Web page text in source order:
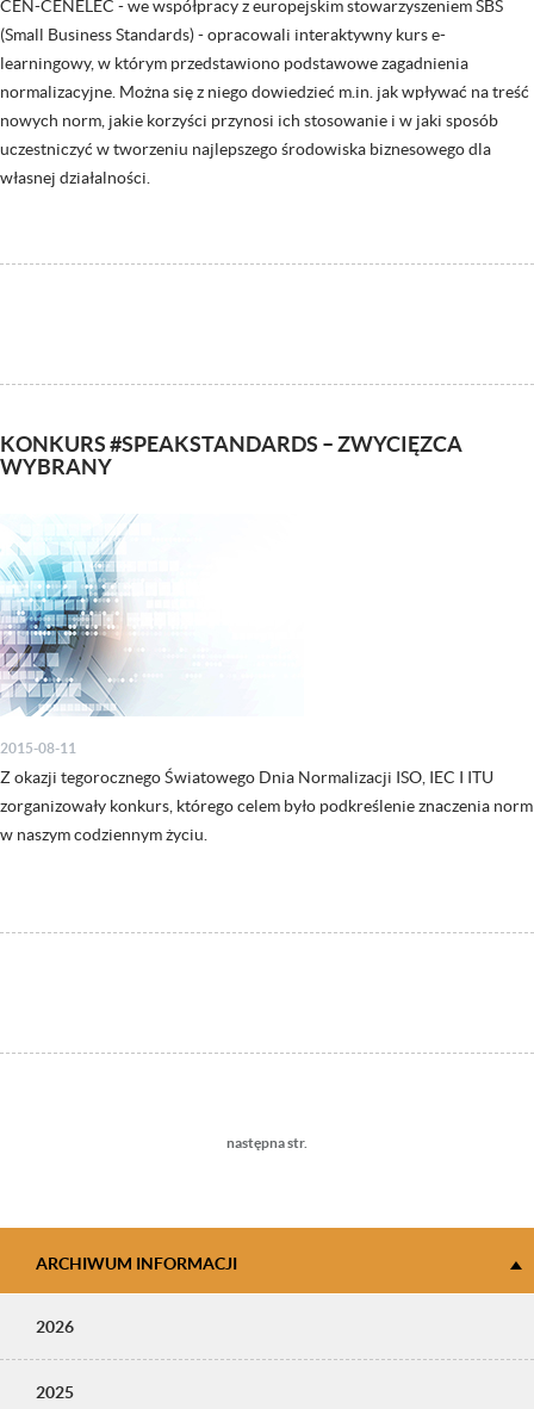
CEN-CENELEC - we współpracy z europejskim stowarzyszeniem SBS
(Small Business Standards) - opracowali interaktywny kurs e-
learningowy, w którym przedstawiono podstawowe zagadnienia
normalizacyjne. Można się z niego dowiedzieć m.in. jak wpływać na treść
nowych norm, jakie korzyści przynosi ich stosowanie i w jaki sposób
uczestniczyć w tworzeniu najlepszego środowiska biznesowego dla
własnej działalności.
KONKURS #SPEAKSTANDARDS – ZWYCIĘZCA
WYBRANY
2015-08-11
Z okazji tegorocznego Światowego Dnia Normalizacji ISO, IEC I ITU
zorganizowały konkurs, którego celem było podkreślenie znaczenia norm
w naszym codziennym życiu.
Następna
następna str.
ARCHIWUM INFORMACJI
2026
2025